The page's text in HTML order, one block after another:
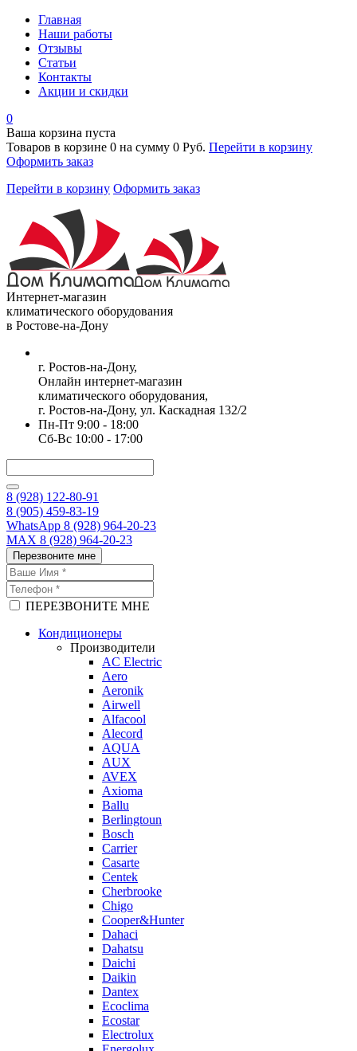
Главная
Наши работы
Отзывы
Статьи
Контакты
Акции и скидки
0
Ваша корзина пуста
Товаров в корзине 0 на сумму 0 Руб. Перейти в корзину
Оформить заказ
Перейти в корзину Оформить заказ
Интернет-магазин
климатического оборудования
в Ростове-на-Дону
г. Ростов-на-Дону,
Онлайн интернет-магазин
климатического оборудования,
г. Ростов-на-Дону, ул. Каскадная 132/2
Пн-Пт 9:00 - 18:00
Сб-Вс 10:00 - 17:00
8 (928) 122-80-91
8 (905) 459-83-19
WhatsApp 8 (928) 964-20-23
MAX 8 (928) 964-20-23
Перезвоните мне
ПЕРЕЗВОНИТЕ МНЕ
Кондиционеры
Производители
AC Electric
Aero
Aeronik
Airwell
Alfacool
Alecord
AQUA
AUX
AVEX
Axioma
Ballu
Berlingtoun
Bosch
Carrier
Casarte
Centek
Cherbrooke
Chigo
Cooper&Hunter
Dahaci
Dahatsu
Daichi
Daikin
Dantex
Ecoclima
Ecostar
Electrolux